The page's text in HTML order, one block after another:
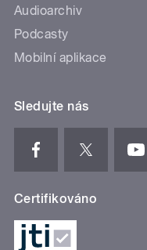
Audioarchiv
Podcasty
Mobilní aplikace
Sledujte nás
Certifikováno